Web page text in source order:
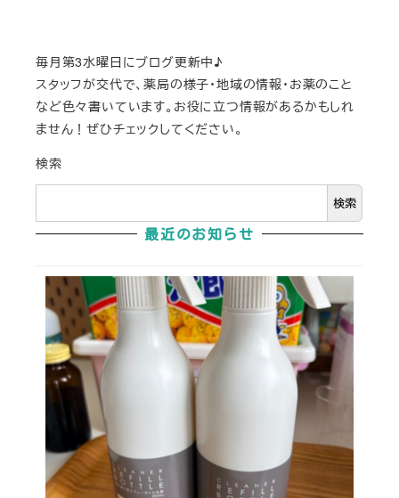
毎月第3水曜日にブログ更新中♪
スタッフが交代で、薬局の様子・地域の情報・お薬のこと
など色々書いています。お役に立つ情報があるかもしれ
ません！ぜひチェックしてください。
検索
検索
最近のお知らせ